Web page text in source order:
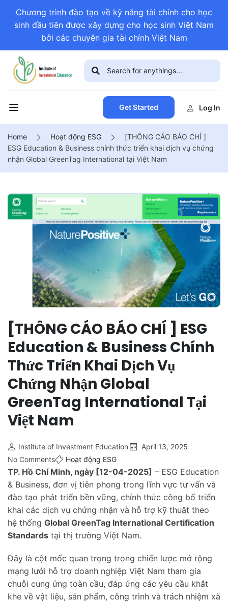
Chương trình đào tạo về kỹ năng tài chính cho học
sinh đầu tiên được xây dựng cho học sinh Việt Nam
bởi các chuyên gia tài chính Việt Nam
Get Started Log In
Home Hoạt động ESG
[THÔNG CÁO BÁO CHÍ ]
ESG Education & Business chính thức triển khai dịch vụ chứng
nhận Global GreenTag International tại Việt Nam
[THÔNG CÁO BÁO CHÍ ] ESG
Education & Business Chính
Thức Triển Khai Dịch Vụ
Chứng Nhận Global
GreenTag International Tại
Việt Nam
Institute of Investment Education
April 13, 2025
No Comments
Hoạt động ESG
TP. Hồ Chí Minh, ngày [12-04-2025] – ESG Education
& Business, đơn vị tiên phong trong lĩnh vực tư vấn và
đào tạo phát triển bền vững, chính thức công bố triển
khai các dịch vụ chứng nhận và hỗ trợ kỹ thuật theo
hệ thống Global GreenTag International Certification
Standards tại thị trường Việt Nam.
Đây là cột mốc quan trọng trong chiến lược mở rộng
mạng lưới hỗ trợ doanh nghiệp Việt Nam tham gia
chuỗi cung ứng toàn cầu, đáp ứng các yêu cầu khắt
khe về vật liệu, sản phẩm, công trình và trách nhiệm xã